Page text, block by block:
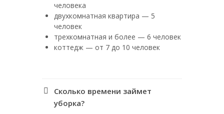
человека
двухкомнатная квартира — 5
человек
трехкомнатная и более — 6 человек
коттедж — от 7 до 10 человек
Сколько времени займет
уборка?